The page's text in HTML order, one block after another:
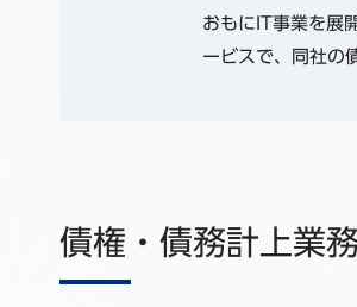
おもにIT事業を展
ービスで、同社の
債権・債務計上業